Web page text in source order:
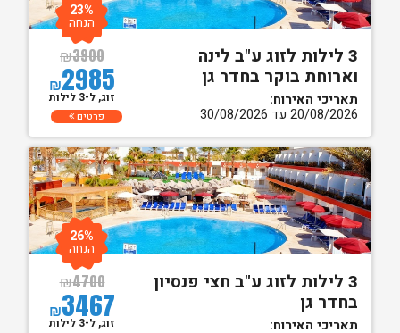
3 לילות לזוג ע"ב לינה
וארוחת בוקר בחדר גן
תאריכי האירוח:
20/08/2026 עד 30/08/2026
₪3900
₪2985
23%
הנחה
זוג, ל-3 לילות
פרטים
3 לילות לזוג ע"ב חצי פנסיון
בחדר גן
תאריכי האירוח:
₪4700
₪3467
26%
הנחה
זוג, ל-3 לילות